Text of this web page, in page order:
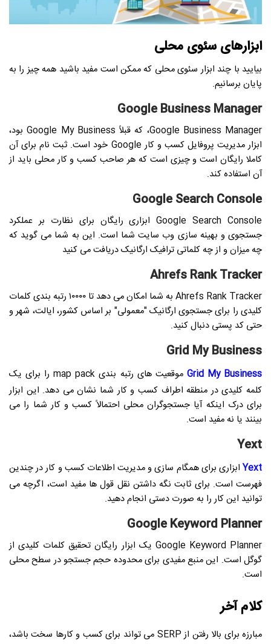
ابزارهای سئوی محلی
بیایید با چند ابزار سئوی محلی که ممکن است مفید باشید همه چیز را به
پایان برسانیم.
Google Business Manager
Google Business Manager، که قبلاً Google My Business بود،
ابزار مدیریت پروفایل کسب و کار Google خود است. ثبت نام برای آن
کاملا رایگان است و چیزی است که هر صاحب کسب و کار محلی باید از
آن استفاده کند.
Google Search Console
Google Search Console ابزاری رایگان برای نظارت بر عملکرد
جستجوی و بهینه سازی وب سایت شما است. این به شما می گوید که
چه میزان و از چه کلماتی ترافیک ارگانیک دریافت می کنید
Ahrefs Rank Tracker
Ahrefs Rank Tracker به شما امکان می دهد تا ۱۰۰۰۰ رتبه بندی کلمات
کلیدی را برای جستجوی ارگانیک "معمولی" بر اساس کشور، ایالت، شهر و
حتی کد پستی دنبال کنید.
Grid My Business
Grid My Business
موقعیت های رتبه بندی map pack را برای یک
کلمه کلیدی در منطقه اطراف کسب و کار شما نشان می دهد. این ابزار
برای درک اینکه آیا جستجوگران محلی احتمالاً کسب و کار شما را می
بینند یا نه مفید است.
Yext
Yextابزاری برای همگام سازی و مدیریت اطلاعات کسب و کار در چندین
فهرست است. برای ثابت نگه داشتن نقل قول ها مفید است، اگرچه می
توانید این کار را به صورت دستی انجام دهید.
Google Keyword Planner
Google Keyword Planner یک ابزار رایگان تحقیق کلمات کلیدی از
گوگل است. این منبع مفیدی برای محدوده حجم جستجو در سطح محلی
است.
کلام آخر
مبارزه برای بالا رفتن از SERP می تواند برای کسب و کارها سخت باشد،